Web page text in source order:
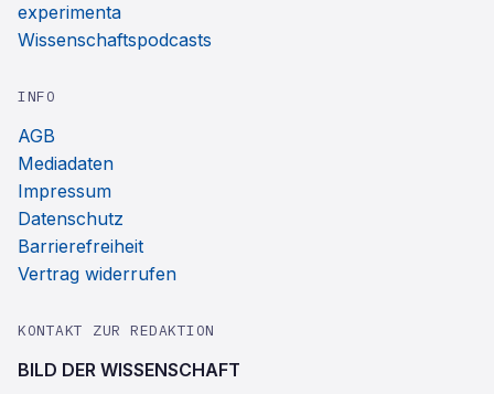
experimenta
Wissenschaftspodcasts
INFO
AGB
Mediadaten
Impressum
Datenschutz
Barrierefreiheit
Vertrag widerrufen
KONTAKT ZUR REDAKTION
BILD DER WISSENSCHAFT